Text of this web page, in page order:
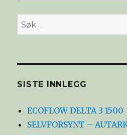
Søk
etter:
SISTE INNLEGG
ECOFLOW DELTA 3 1500
SELVFORSYNT –